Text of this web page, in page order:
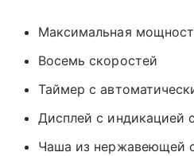
Максимальная
Восемь скоростей
Таймер с
Дисплей с индикацией
Чаша из нержавеющей